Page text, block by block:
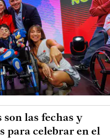
son las fechas y
para celebrar en el